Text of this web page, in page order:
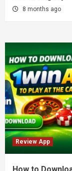
8 months ago
Review App